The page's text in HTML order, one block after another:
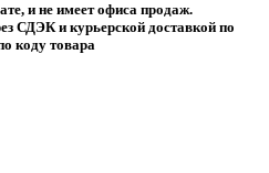
и не имеет офиса продаж.
СДЭК и курьерской доставкой по
коду товара